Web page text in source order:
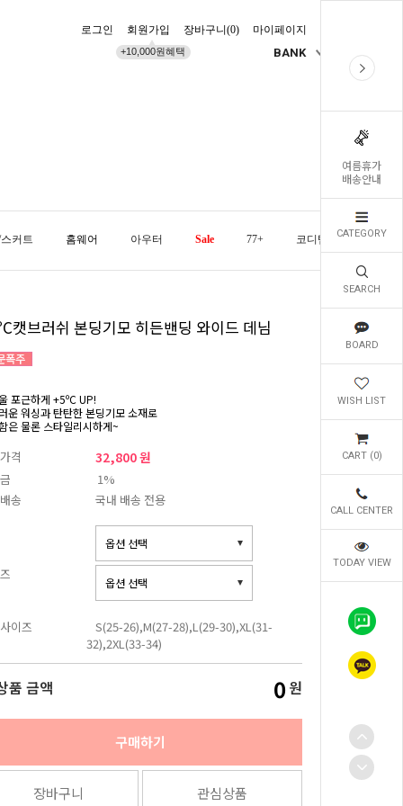
여름휴가
배송안내
CATEGORY
SEARCH
BOARD
WISH LIST
CART (0)
CALL CENTER
TODAY VIEW
로그인 회원가입
+10,000원혜택
장바구니(0) 마이페이지
BANK
커트 홈웨어 아우터 Sale 77+ 코디템 오늘발송
캣브러쉬 본딩기모 히든밴딩 와이드 데님
포근하게 +5ºC UP!
운 워싱과 탄탄한 본딩기모 소재로
은 물론 스타일리시하게~
격 32,800 원
1%
송
국내 배송 전용
이즈
S(25-26),M(27-28),L(29-30),XL(31-
32),2XL(33-34)
품 금액 0 원
구매하기
장바구니 관심상품